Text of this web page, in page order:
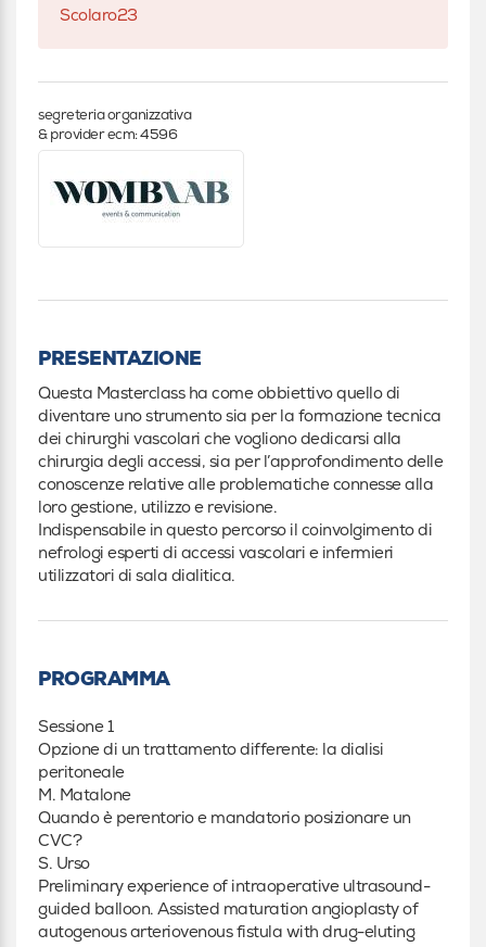
Scolaro23
segreteria organizzativa
& provider ecm: 4596
PRESENTAZIONE
Questa Masterclass ha come obbiettivo quello di
diventare uno strumento sia per la formazione tecnica
dei chirurghi vascolari che vogliono dedicarsi alla
chirurgia degli accessi, sia per l’approfondimento delle
conoscenze relative alle problematiche connesse alla
loro gestione, utilizzo e revisione.
Indispensabile in questo percorso il coinvolgimento di
nefrologi esperti di accessi vascolari e infermieri
utilizzatori di sala dialitica.
PROGRAMMA
Sessione 1
Opzione di un trattamento differente: la dialisi
peritoneale
M. Matalone
Quando è perentorio e mandatorio posizionare un
CVC?
S. Urso
Preliminary experience of intraoperative ultrasound-
guided balloon. Assisted maturation angioplasty of
autogenous arteriovenous fistula with drug-eluting